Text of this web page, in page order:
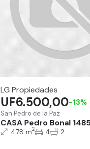
LG Propiedades
San Pedro de la Paz
CASA Pedro Bonal
UF6.500,00-13%
478 m2 4 2